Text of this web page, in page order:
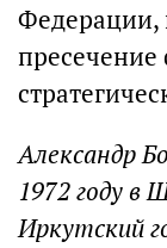
Федерации,
пресечение
Александр
1972 году в
Иркутский